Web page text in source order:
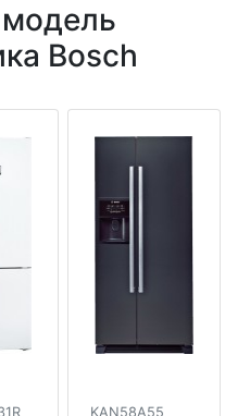
Bosch
KAN58A55